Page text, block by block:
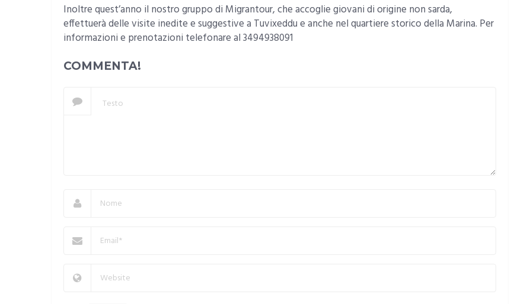
Inoltre quest’anno il nostro gruppo di Migrantour, che accoglie giovani di origine non sarda,
effettuerà delle visite inedite e suggestive a Tuvixeddu e anche nel quartiere storico della Marina. Per
informazioni e prenotazioni telefonare al 3494938091
COMMENTA!